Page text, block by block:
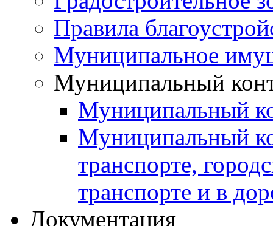
Правила
Муниципальное
Муниципальный
Муниципальный
Муниципальный
транспорте,
транспорте и в
Документация